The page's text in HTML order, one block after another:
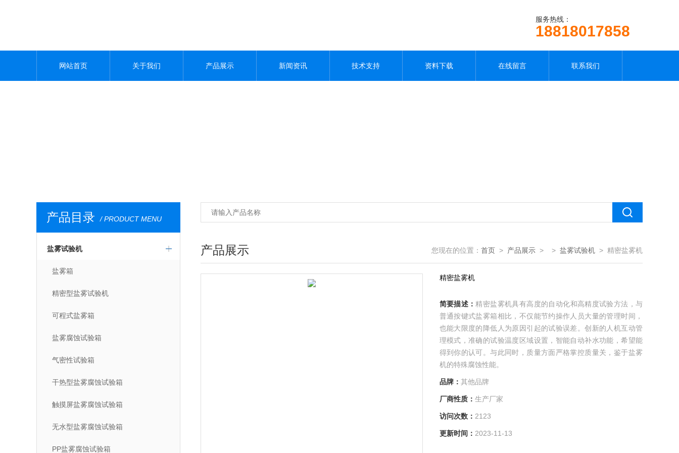
服务热线：
18818017858
网站首页 关于我们 产品展示 新闻资讯 技术支持 资料下载 在线留言 联系我们
产品目录 / PRODUCT MENU
盐雾试验机
盐雾箱
精密型盐雾试验机
可程式盐雾箱
盐雾腐蚀试验箱
气密性试验箱
干热型盐雾腐蚀试验箱
触摸屏盐雾腐蚀试验箱
无水型盐雾腐蚀试验箱
PP盐雾腐蚀试验箱
产品展示 您现在的位置： 首页 > 产品展示 > > 盐雾试验机 > 精密盐雾机
精密盐雾机
简要描述： 精密盐雾机具有高度的自动化和高精度试验方法，与
普通按键式盐雾箱相比，不仅能节约操作人员大量的管理时间，
也能大限度的降低人为原因引起的试验误差。创新的人机互动管
理模式，准确的试验温度区域设置，智能自动补水功能，希望能
得到你的认可。与此同时，质量方面严格掌控质量关，鉴于盐雾
机的特殊腐蚀性能。
品牌： 其他品牌
厂商性质： 生产厂家
访问次数： 2123
更新时间： 2023-11-13